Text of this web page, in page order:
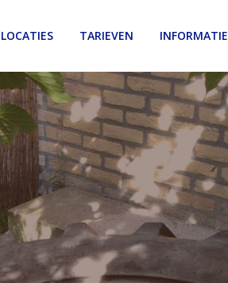
LOCATIES TARIEVEN INFORMATIE